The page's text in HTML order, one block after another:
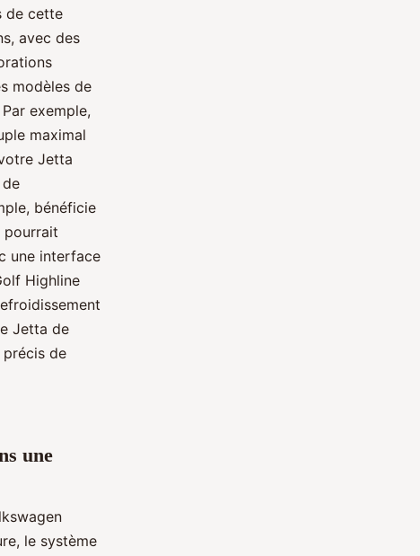
de cette
avec des
modèles de
exemple,
maximal
Jetta
bénéficie
pourrait
une interface
Highline
Jetta de
de
une
le système